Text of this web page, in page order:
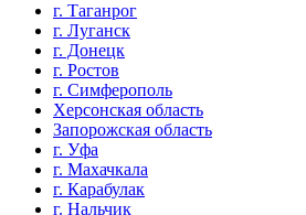
г. Таганрог
г. Луганск
г. Донецк
г. Ростов
г. Симферополь
Херсонская область
Запорожская область
г. Уфа
г. Махачкала
г. Карабулак
г. Нальчик